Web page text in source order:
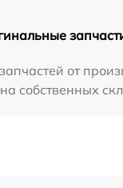
от
собственных